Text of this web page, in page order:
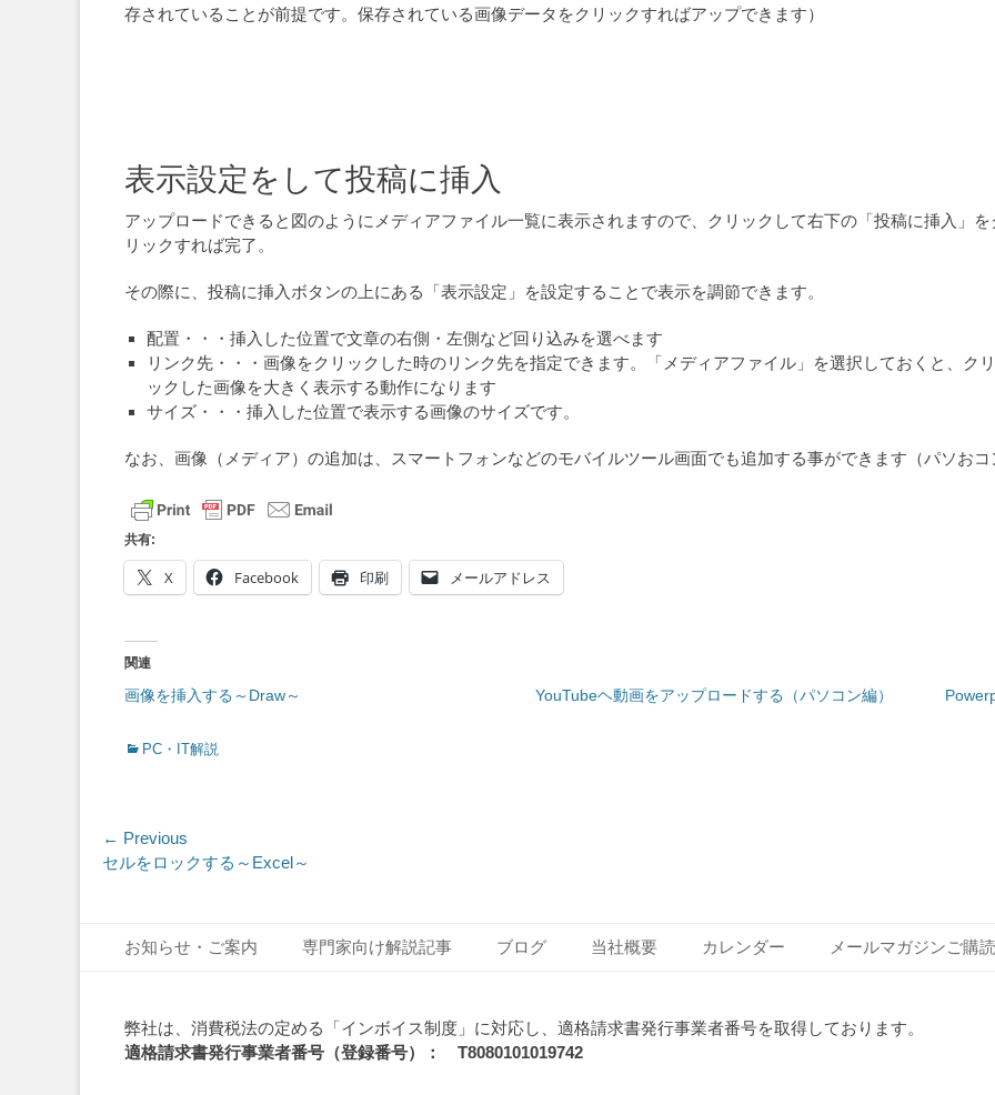
存されていることが前提です。保存されている画像データをクリックすればアップできます）
表示設定をして投稿に挿入
アップロードできると図のようにメディアファイル一覧に表示されますので、クリックして右下の「投稿に挿入」を
リックすれば完了。
その際に、投稿に挿入ボタンの上にある「表示設定」を設定することで表示を調節できます。
配置・・・挿入した位置で文章の右側・左側など回り込みを選べます
リンク先・・・画像をクリックした時のリンク先を指定できます。「メディアファイル」を選択しておくと、クリ
ックした画像を大きく表示する動作になります
サイズ・・・挿入した位置で表示する画像のサイズです。
なお、画像（メディア）の追加は、スマートフォンなどのモバイルツール画面でも追加する事ができます（パソお
共有:
X Facebook 印刷 メールアドレス
関連
画像を挿入する～Draw～ YouTubeヘ動画をアップロードする（パソコン編）
Categories
PC・IT解説
投
稿
ビ
ー
シ
← Previous
Previous
セルをロックする～Excel～
Footer Menu
お知らせ・ご案内 専門家向け解説記事 ブログ 当社概要 カレンダー メールマガジンご購
弊社は、消費税法の定める「インボイス制度」に対応し、適格請求書発行事業者番号を取得しております。
適格請求書発行事業者番号（登録番号）： T8080101019742